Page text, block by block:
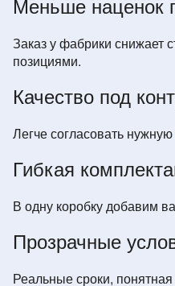
Меньше наценок
Заказ у фабрики снижает
позициями.
Качество под
Легче согласовать
Гибкая
В одну коробку добавим
Прозрачные
Реальные сроки,